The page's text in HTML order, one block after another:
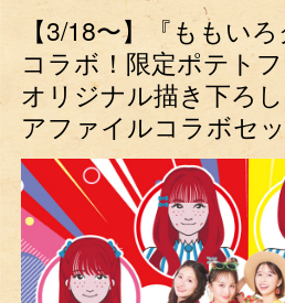
【3/18〜】『ももい
コラボ！限定ポテト
オリジナル描き下ろ
アファイルコラボセ